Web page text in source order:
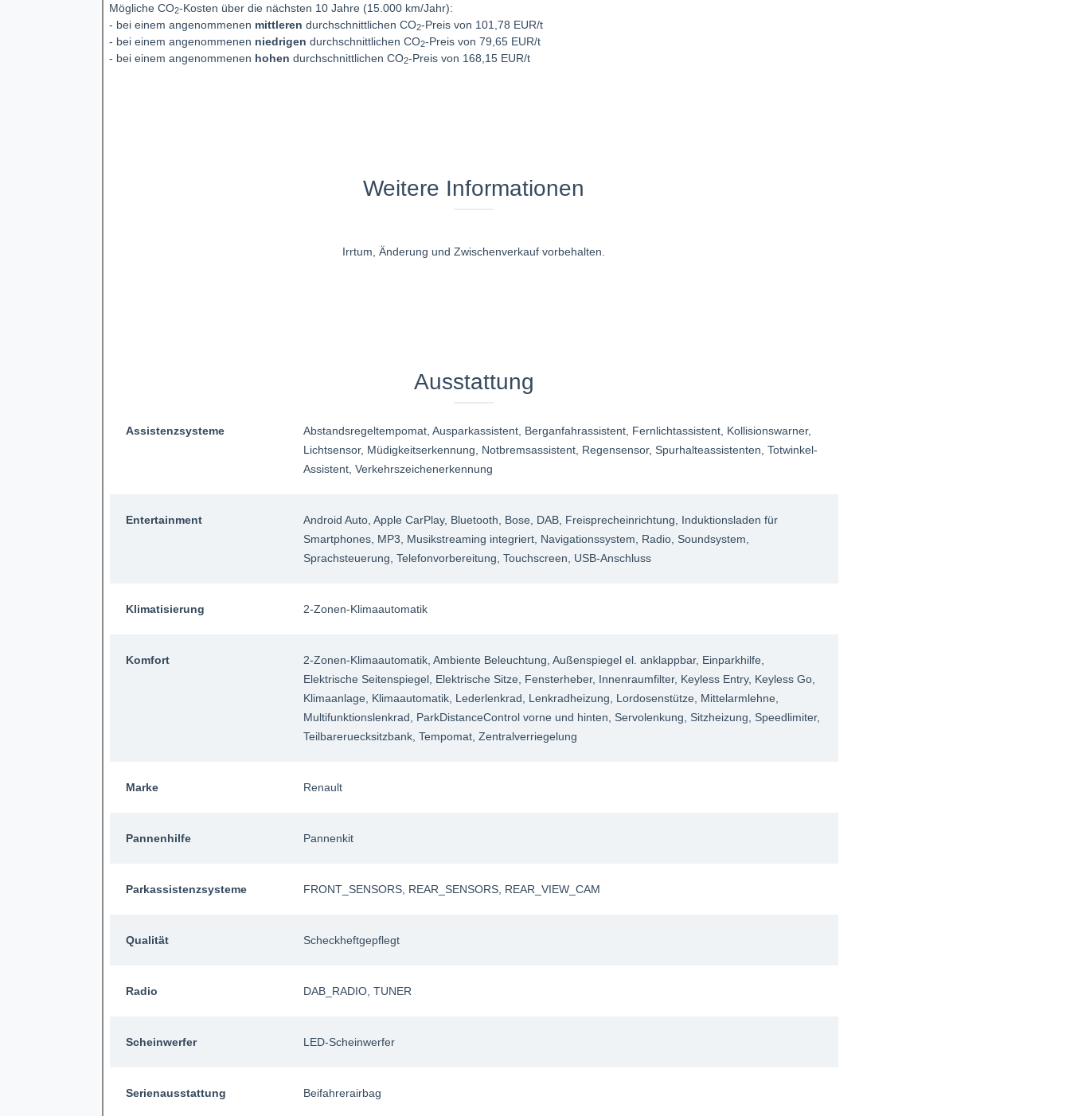
Mögliche CO2-Kosten über die nächsten 10 Jahre (15.000 km/Jahr):
- bei einem angenommenen mittleren durchschnittlichen CO2-Preis von 101,78 EUR/t
- bei einem angenommenen niedrigen durchschnittlichen CO2-Preis von 79,65 EUR/t
- bei einem angenommenen hohen durchschnittlichen CO2-Preis von 168,15 EUR/t
Weitere Informationen
Irrtum, Änderung und Zwischenverkauf vorbehalten.
Ausstattung
Assistenzsysteme Abstandsregeltempomat , Ausparkassistent , Berganfahrassistent , Fernlichtassistent , Kollisionswarner,
Lichtsensor, Müdigkeitserkennung , Notbremsassistent , Regensensor, Spurhalteassistenten , Totwinkel-
Assistent , Verkehrszeichenerkennung
Entertainment Android Auto , Apple CarPlay, Bluetooth , Bose , DAB , Freisprecheinrichtung , Induktionsladen für
Smartphones , MP3 , Musikstreaming integriert , Navigationssystem , Radio , Soundsystem
Sprachsteuerung , Telefonvorbereitung , Touchscreen , USB-Anschluss
Klimatisierung 2-Zonen-Klimaautomatik
Komfort 2-Zonen-Klimaautomatik , Ambiente Beleuchtung , Außenspiegel el. anklappbar, Einparkhilfe
Elektrische Seitenspiegel , Elektrische Sitze , Fensterheber, Innenraumfilter, Keyless Entry, Keyless Go
Klimaanlage , Klimaautomatik , Lederlenkrad , Lenkradheizung , Lordosenstütze , Mittelarmlehne
Multifunktionslenkrad , ParkDistanceControl vorne und hinten , Servolenkung , Sitzheizung , Speedlimiter,
Teilbareruecksitzbank , Tempomat , Zentralverriegelung
Marke Renault
Pannenhilfe Pannenkit
Parkassistenzsysteme FRONT_SENSORS , REAR_SENSORS , REAR_VIEW_CAM
Qualität Scheckheftgepflegt
Radio DAB_RADIO , TUNER
Scheinwerfer LED-Scheinwerfer
Serienausstattung Beifahrerairbag